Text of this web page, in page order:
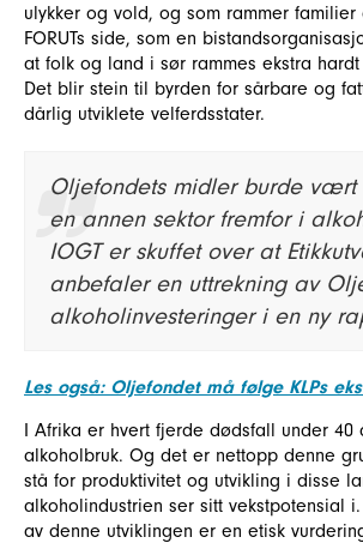
ulykker og vold, og som rammer familier
FORUTs side, som en
at folk og land i sør rammes ekstra
Det blir stein til byrden for sårbare og
dårlig utviklete velferdsstater.
Oljefondets midler burde vært
en annen sektor fremfor i
IOGT er skuffet over at
anbefaler en uttrekning av
alkoholinvesteringer i en ny
Les også: Oljefondet må følge KLPs
I Afrika er hvert fjerde dødsfall under 40
alkoholbruk. Og det er nettopp denne
stå for produktivitet og utvikling i disse
alkoholindustrien ser sitt vekstpotensial i.
av denne utviklingen er en etisk